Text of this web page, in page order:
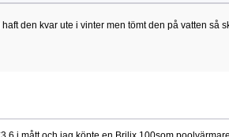
den kvar ute i vinter men tömt den på vatten så